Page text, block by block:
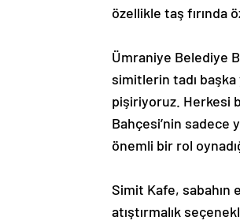
özellikle taş fırında
Ümraniye Belediye
simitlerin tadı
pişiriyoruz. Herkesi
Bahçesi’nin sadece
önemli bir rol
Simit Kafe,
atıştırmalık